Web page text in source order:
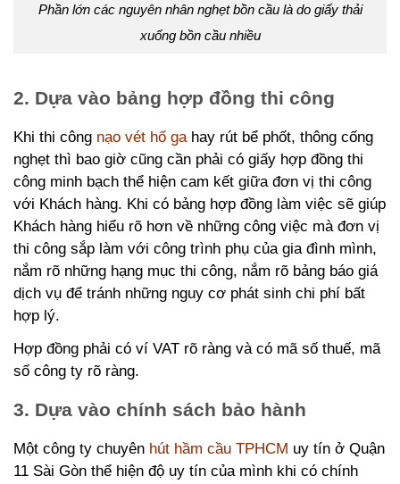
Phần lớn các nguyên nhân nghẹt bồn cầu là do giấy thải
xuống bồn cầu nhiều
2. Dựa vào bảng hợp đồng thi công
Khi thi công nạo vét hố gahay rút bể phốt, thông cống
nghẹt thì bao giờ cũng cần phải có giấy hợp đồng thi
công minh bạch thể hiện cam kết giữa đơn vị thi công
với Khách hàng. Khi có bảng hợp đồng làm việc sẽ giúp
Khách hàng hiểu rõ hơn về những công việc mà đơn vị
thi công sắp làm với công trình phụ của gia đình mình,
nắm rõ những hạng mục thi công, nắm rõ bảng báo giá
dịch vụ để tránh những nguy cơ phát sinh chi phí bất
hợp lý.
Hợp đồng phải có ví VAT rõ ràng và có mã số thuế, mã
số công ty rõ ràng.
3. Dựa vào chính sách bảo hành
Một công ty chuyên hút hầm cầu TPHCM uy tín ở Quận
11 Sài Gòn thể hiện độ uy tín của mình khi có chính